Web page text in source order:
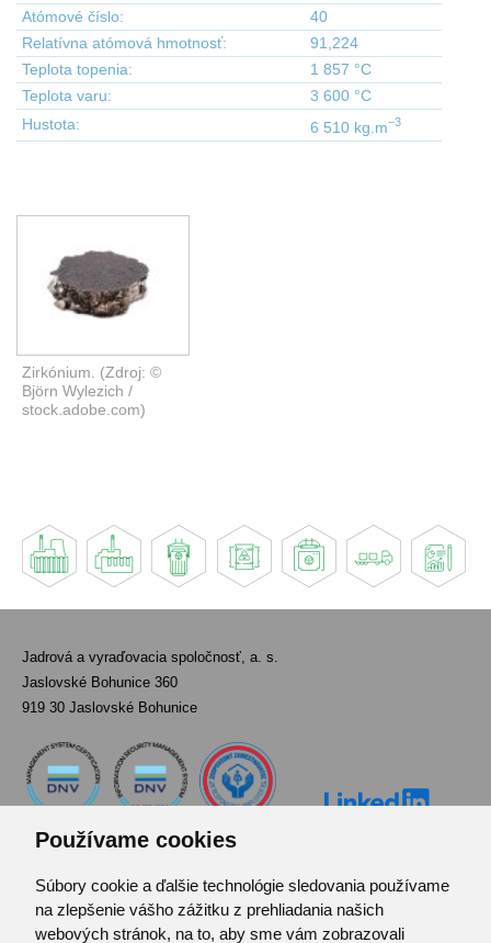
Používame cookies
Súbory cookie a ďalšie technológie sledovania používame
na zlepšenie vášho zážitku z prehliadania našich
webových stránok, na to, aby sme vám zobrazovali
Atómové číslo:
40
Relatívna atómová hmotnosť:
91,224
Teplota topenia:
1 857 °C
Teplota varu:
3 600 °C
Hustota:
6 510 kg.m−3
Zirkónium. (Zdroj: ©
Björn Wylezich /
stock.adobe.com)
Jadrová a vyraďovacia spoločnosť, a. s.
Jaslovské Bohunice 360
919 30 Jaslovské Bohunice
Kontakt
Pozvánka do infocentra
Zoznam použitých skratiek